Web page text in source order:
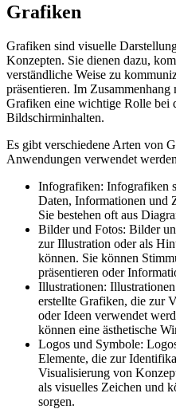
Grafiken
Grafiken sind visuelle
Konzepten. Sie dienen dazu,
verständliche Weise zu
präsentieren. Im
Grafiken eine wichtige Rolle bei
Bildschirminhalten.
Es gibt verschiedene Arten von
Anwendungen verwendet
Infografiken: Infografiken
Daten, Informationen und
Sie bestehen oft aus
Bilder und Fotos: Bilder
zur Illustration oder als
können. Sie können
präsentieren oder
Illustrationen:
erstellte Grafiken, die zur
oder Ideen verwendet
können eine ästhetische
Logos und Symbole:
Elemente, die zur
Visualisierung von
als visuelles Zeichen und
sorgen.